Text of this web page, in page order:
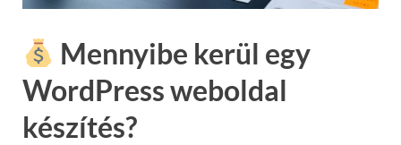
Mennyibe kerül egy
WordPress weboldal
készítés?